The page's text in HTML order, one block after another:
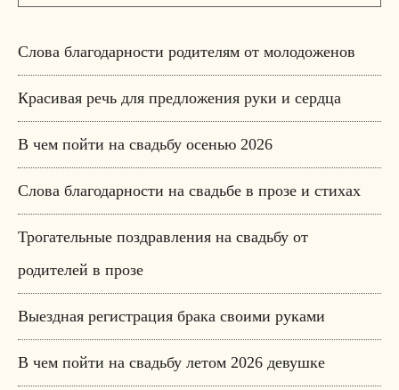
Слова благодарности родителям от молодоженов
Красивая речь для предложения руки и сердца
В чем пойти на свадьбу осенью 2026
Слова благодарности на свадьбе в прозе и стихах
Трогательные поздравления на свадьбу от
родителей в прозе
Выездная регистрация брака своими руками
В чем пойти на свадьбу летом 2026 девушке